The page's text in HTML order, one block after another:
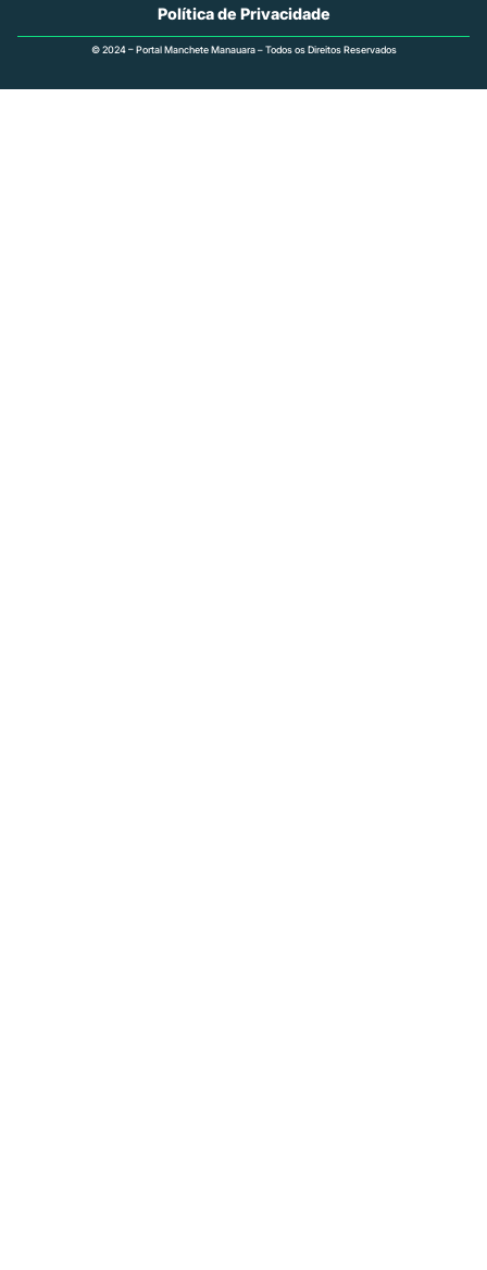
Política de Privacidade
© 2024 – Portal Manchete Manauara – Todos os Direitos Reservados